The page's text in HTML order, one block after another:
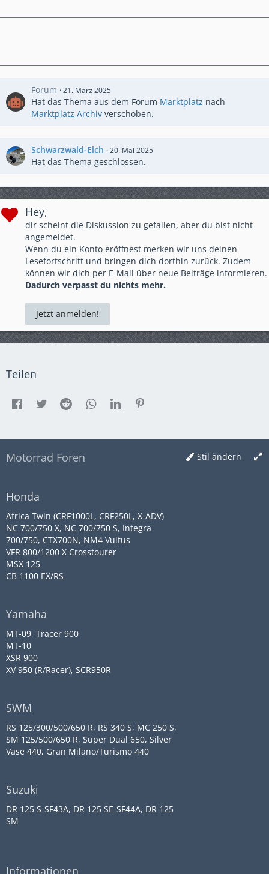
Forum 21. März 2025
Hat das Thema aus dem Forum Marktplatz nach
Marktplatz Archiv verschoben.
Schwarzwald-Elch 20. Mai 2025
Hat das Thema geschlossen.
Hey,
dir scheint die Diskussion zu gefallen, aber du bist nicht
angemeldet.
Wenn du ein Konto eröffnest merken wir uns deinen
Lesefortschritt und bringen dich dorthin zurück. Zudem
können wir dich per E-Mail über neue Beiträge informieren.
Dadurch verpasst du nichts mehr.
Jetzt anmelden!
Teilen
Stil ändern
Motorrad Foren
Honda
Africa Twin (CRF1000L, CRF250L, X-ADV)
NC 700/750 X, NC 700/750 S, Integra
700/750, CTX700N, NM4 Vultus
VFR 800/1200 X Crosstourer
MSX 125
CB 1100 EX/RS
Yamaha
MT-09, Tracer 900
MT-10
XSR 900
XV 950 (R/Racer), SCR950R
SWM
RS 125/300/500/650 R, RS 340 S, MC 250 S,
SM 125/500/650 R, Super Dual 650, Silver
Vase 440, Gran Milano/Turismo 440
Suzuki
DR 125 S-SF43A, DR 125 SE-SF44A, DR 125
SM
Informationen